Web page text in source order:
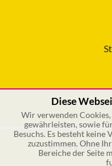
© 2026 GSOL
Diese
Wir verwenden
gewährleisten, sowie
Besuchs. Es besteht
zuzustimmen. Ohne
Bereiche der Seite